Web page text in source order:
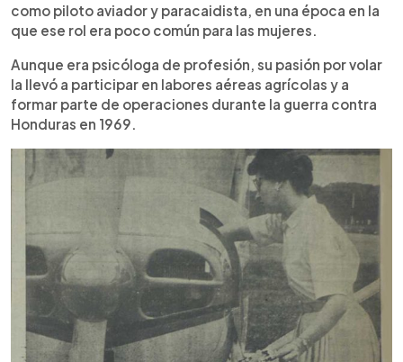
como piloto aviador y paracaidista, en una época en la
que ese rol era poco común para las mujeres.
Aunque era psicóloga de profesión, su pasión por volar
la llevó a participar en labores aéreas agrícolas y a
formar parte de operaciones durante la guerra contra
Honduras en 1969.